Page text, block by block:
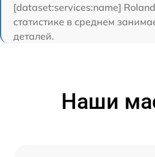
[dataset:services:name]
статистике в среднем
деталей.
Наши